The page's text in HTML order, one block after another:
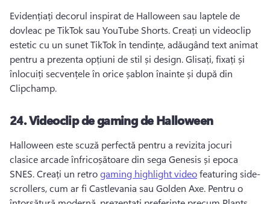
Evidențiați decorul inspirat de Halloween sau laptele de
dovleac pe TikTok sau YouTube Shorts. Creați un videoclip
estetic cu un sunet TikTok în tendințe, adăugând text animat
pentru a prezenta opțiuni de stil și design. Glisați, fixați și
înlocuiți secvențele în orice șablon înainte și după din
Clipchamp.
24.Videoclip de gaming de Halloween
Halloween este scuză perfectă pentru a revizita jocuri
clasice arcade înfricoșătoare din sega Genesis și epoca
SNES. Creați un retro gaming highlight video featuring side-
scrollers, cum ar fi Castlevania sau Golden Axe. Pentru o